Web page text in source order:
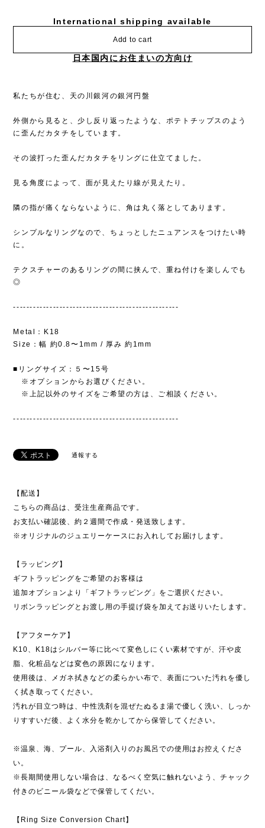
International shipping available
Add to cart
日本国内にお住まいの方向け
私たちが住む、天の川銀河の銀河円盤
外側から見ると、少し反り返ったような、ポテトチップスのよう
に歪んだカタチをしています。
その波打った歪んだカタチをリングに仕立てました。
見る角度によって、面が見えたり線が見えたり。
隣の指が痛くならないように、角は丸く落としてあります。
シンプルなリングなので、ちょっとしたニュアンスをつけたい時
に。
テクスチャーのあるリングの間に挟んで、重ね付けを楽しんでも
◎
--------------------------------------------------
Metal：K18
Size：幅 約0.8〜1mm / 厚み 約1mm
■リングサイズ：５〜15号
※オプションからお選びください。
※上記以外のサイズをご希望の方は、ご相談ください。
--------------------------------------------------
通報する
【配送】
こちらの商品は、受注生産商品です。
お支払い確認後、約２週間で作成・発送致します。
※オリジナルのジュエリーケースにお入れしてお届けします。
【ラッピング】
ギフトラッピングをご希望のお客様は
追加オプションより「ギフトラッピング」をご選択ください。
リボンラッピングとお渡し用の手提げ袋を加えてお送りいたします。
【アフターケア】
K10、K18はシルバー等に比べて変色しにくい素材ですが、汗や皮
脂、化粧品などは変色の原因になります。
使用後は、メガネ拭きなどの柔らかい布で、表面についた汚れを優し
く拭き取ってください。
汚れが目立つ時は、中性洗剤を混ぜたぬるま湯で優しく洗い、しっか
りすすいだ後、よく水分を乾かしてから保管してください。
※温泉、海、プール、入浴剤入りのお風呂での使用はお控えくださ
い。
※長期間使用しない場合は、なるべく空気に触れないよう、チャック
付きのビニール袋などで保管してくだい。
【Ring Size Conversion Chart】